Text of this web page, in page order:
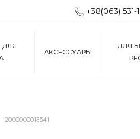
+38(063) 531-
ДЛЯ
АКСЕССУАРЫ
ДЛЯ
2000000013541